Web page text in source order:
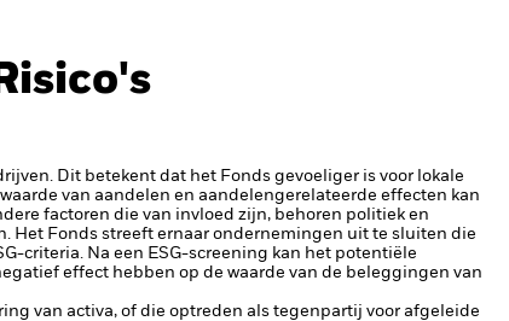
Dit betekent dat het Fonds gevoeliger is voor lokale
waarde van aandelen en aandelengerelateerde effecten kan
factoren die van invloed zijn, behoren politiek en
Het Fonds streeft ernaar ondernemingen uit te sluiten die
criteria. Na een ESG-screening kan het potentiële
effect hebben op de waarde van de beleggingen van
van activa, of die optreden als tegenpartij voor afgeleide